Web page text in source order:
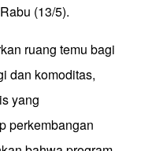
(13/5).
ruang temu bagi
dan komoditas,
yang
perkembangan